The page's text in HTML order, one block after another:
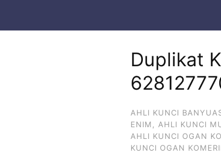
Duplikat
AHLI KUNCI
ENIM
AHLI KUNCI
AHLI KUNCI OGAN
KUNCI OGAN